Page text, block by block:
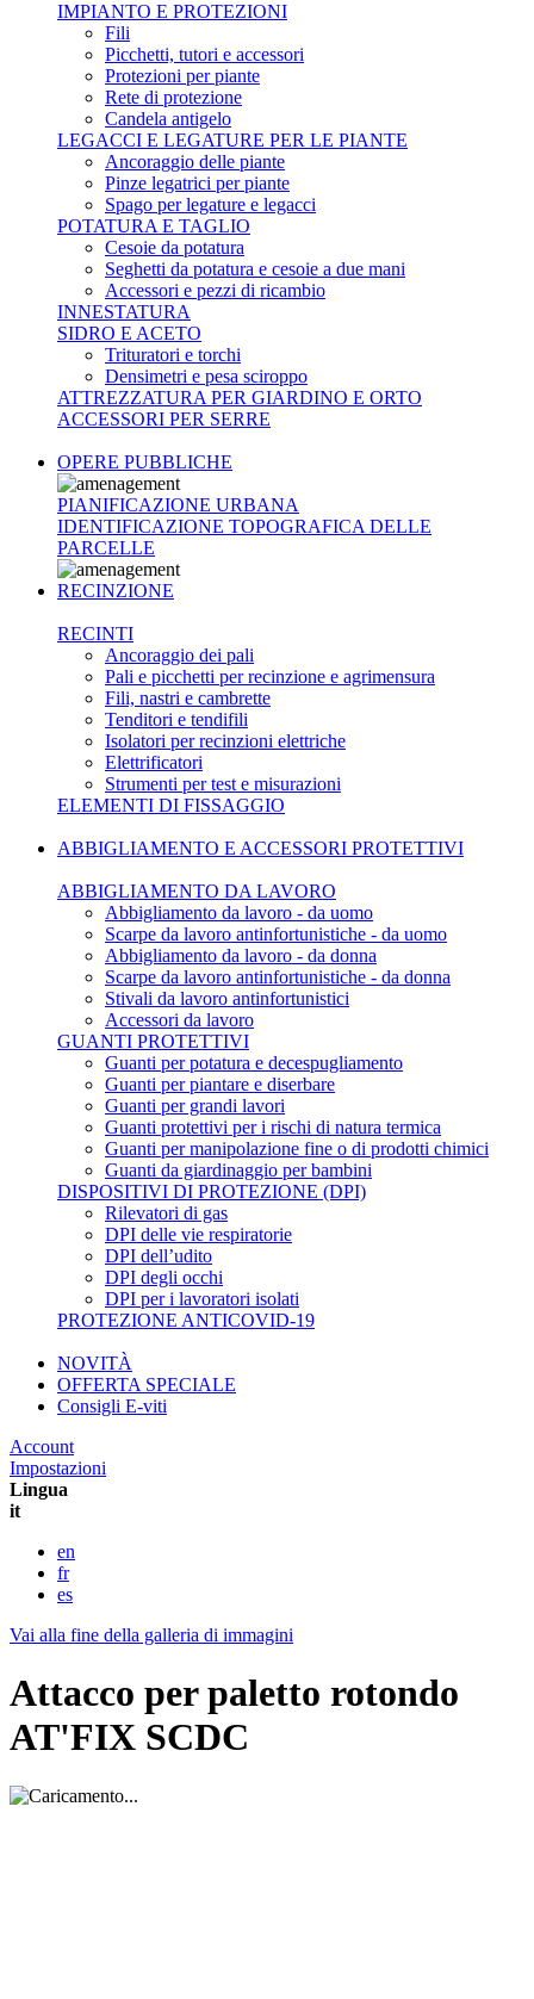
IMPIANTO E PROTEZIONI
Fili
Picchetti, tutori e accessori
Protezioni per piante
Rete di protezione
Candela antigelo
LEGACCI E LEGATURE PER LE PIANTE
Ancoraggio delle piante
Pinze legatrici per piante
Spago per legature e legacci
POTATURA E TAGLIO
Cesoie da potatura
Seghetti da potatura e cesoie a due mani
Accessori e pezzi di ricambio
INNESTATURA
SIDRO E ACETO
Trituratori e torchi
Densimetri e pesa sciroppo
ATTREZZATURA PER GIARDINO E ORTO
ACCESSORI PER SERRE
OPERE PUBBLICHE
PIANIFICAZIONE URBANA
IDENTIFICAZIONE TOPOGRAFICA DELLE
PARCELLE
RECINZIONE
RECINTI
Ancoraggio dei pali
Pali e picchetti per recinzione e agrimensura
Fili, nastri e cambrette
Tenditori e tendifili
Isolatori per recinzioni elettriche
Elettrificatori
Strumenti per test e misurazioni
ELEMENTI DI FISSAGGIO
ABBIGLIAMENTO E ACCESSORI PROTETTIVI
ABBIGLIAMENTO DA LAVORO
Abbigliamento da lavoro - da uomo
Scarpe da lavoro antinfortunistiche - da uomo
Abbigliamento da lavoro - da donna
Scarpe da lavoro antinfortunistiche - da donna
Stivali da lavoro antinfortunistici
Accessori da lavoro
GUANTI PROTETTIVI
Guanti per potatura e decespugliamento
Guanti per piantare e diserbare
Guanti per grandi lavori
Guanti protettivi per i rischi di natura termica
Guanti per manipolazione fine o di prodotti chimici
Guanti da giardinaggio per bambini
DISPOSITIVI DI PROTEZIONE (DPI)
Rilevatori di gas
DPI delle vie respiratorie
DPI dell’udito
DPI degli occhi
DPI per i lavoratori isolati
PROTEZIONE ANTICOVID-19
NOVITÀ
OFFERTA SPECIALE
Consigli E-viti
Account
Impostazioni
Lingua
it
en
fr
es
Vai alla fine della galleria di immagini
Attacco per paletto rotondo
AT'FIX SCDC